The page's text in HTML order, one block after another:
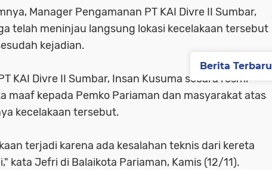
Manager Pengamanan PT KAI Divre II Sumbar,
telah meninjau langsung lokasi kecelakaan tersebut
kejadian.
KAI Divre II Sumbar, Insan Kusuma secara resmi
maaf kepada Pemko Pariaman dan masyarakat atas
kecelakaan tersebut.
terjadi karena ada kesalahan teknis dari kereta
kata Jefri di Balaikota Pariaman, Kamis (12/11).
Berita Terbaru